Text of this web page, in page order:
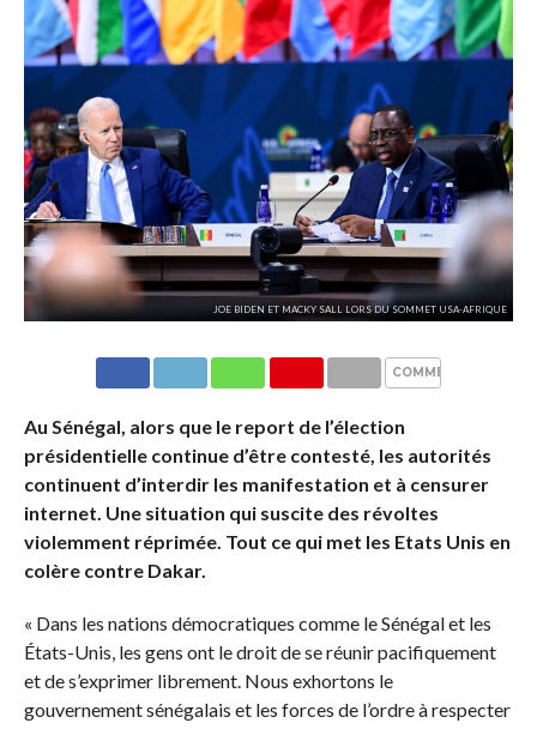
JOE BIDEN ET MACKY SALL LORS DU SOMMET USA-AFRIQUE
COMMENTAIRES
Au Sénégal, alors que le report de l’élection
présidentielle continue d’être contesté, les autorités
continuent d’interdir les manifestation et à censurer
internet. Une situation qui suscite des révoltes
violemment réprimée. Tout ce qui met les Etats Unis en
colère contre Dakar.
« Dans les nations démocratiques comme le Sénégal et les
États-Unis, les gens ont le droit de se réunir pacifiquement
et de s’exprimer librement. Nous exhortons le
gouvernement sénégalais et les forces de l’ordre à respecter